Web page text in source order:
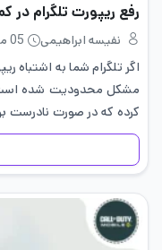
رفع ریپورت تلگرام در
نفیسه ابراهیمی
05 مهر 1404
اگر تلگرام شما به اشتباه
مشکل محدودیت شده است،
کرده که در صورت نادرست
در این آموزش رفع…